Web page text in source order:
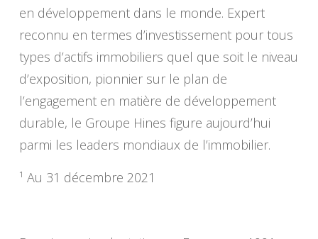
en développement dans le monde. Expert
reconnu en termes d’investissement pour tous
types d’actifs immobiliers quel que soit le niveau
d’exposition, pionnier sur le plan de
l’engagement en matière de développement
durable, le Groupe Hines figure aujourd’hui
parmi les leaders mondiaux de l’immobilier.
¹ Au 31 décembre 2021